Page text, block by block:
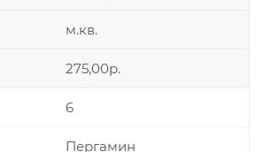
м.кв.
275,00р.
6
Пергамин